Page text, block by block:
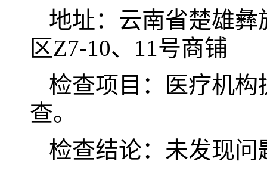
地址：云南省楚雄
区Z7-10、11号商铺
检查项目：医疗机
查。
检查结论：未发现问